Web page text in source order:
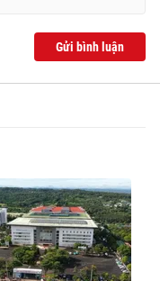
Gửi bình luận